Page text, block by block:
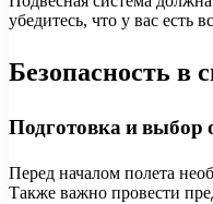
убедитесь, что у вас есть
Безопасность в
Подготовка и выбор
Перед началом полета
Также важно провести